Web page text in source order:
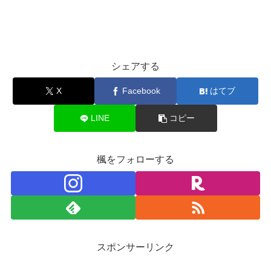
シェアする
X Facebook はてブ
LINE コピー
楓をフォローする
スポンサーリンク